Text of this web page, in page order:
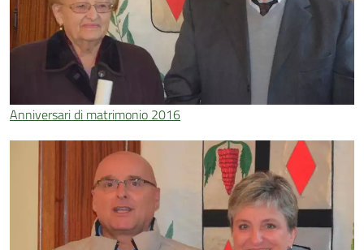
Anniversari di matrimonio 2016